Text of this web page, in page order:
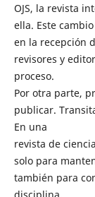
OJS, la revista
ella. Este
en la recepción
revisores y
proceso.
Por otra parte,
publicar.
En una
revista de
solo para
también para